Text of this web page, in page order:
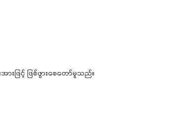
ဖြင့် ဖြစ်ဖွားစေတော်မူသည်။